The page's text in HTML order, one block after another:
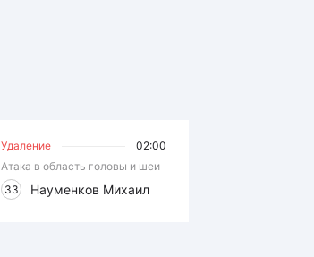
Удаление
02:00
Атака в область головы и шеи
33
Науменков Михаил